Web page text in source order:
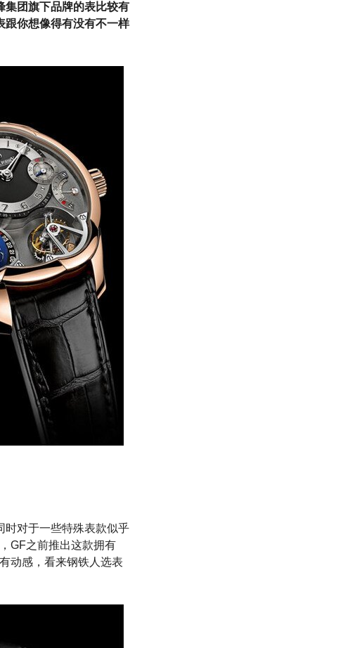
集团旗下品牌的表比较有
跟你想像得有没有不一样
时对于一些特殊表款似乎
GF之前推出这款拥有
动感，看来钢铁人选表